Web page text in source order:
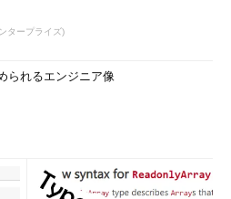
タープライズ)
られるエンジニア像